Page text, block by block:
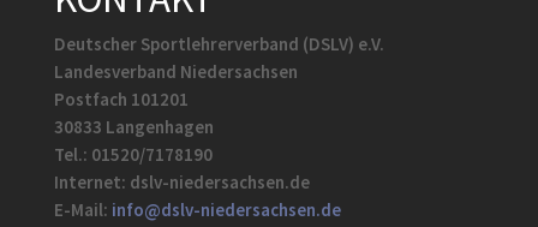
Deutscher Sportlehrerverband (DSLV) e.V.
Landesverband Niedersachsen
Postfach 101201
30833 Langenhagen
Tel.: 01520/7178190
Internet: dslv-niedersachsen.de
E-Mail: info@dslv-niedersachsen.de